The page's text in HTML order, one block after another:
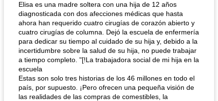
Elisa es una madre soltera con una hija de 12 años
diagnosticada con dos afecciones médicas que hasta
ahora han requerido cuatro cirugías de corazón abierto y
cuatro cirugías de columna. Dejó la escuela de enfermería
para dedicar su tiempo al cuidado de su hija y, debido a la
incertidumbre sobre la salud de su hija, no puede trabajar
a tiempo completo. "[!La trabajadora social de mi hija en la
escuela
Estas son solo tres historias de los 46 millones en todo el
país, por supuesto. ¡Pero ofrecen una pequeña visión de
las realidades de las compras de comestibles, la